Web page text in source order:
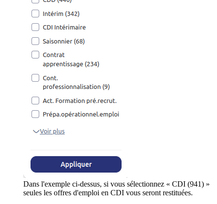
Dans l'exemple ci-dessus, si vous sélectionnez « CDI (941) »
seules les offres d'emploi en CDI vous seront restituées.